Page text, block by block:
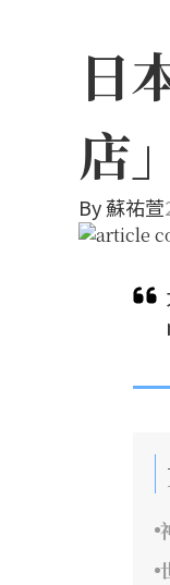
日
店
By蘇祐萱